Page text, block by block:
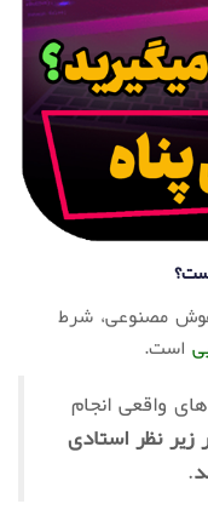
هوش مصنوعی، شرط
است.
واقعی انجام
زیر نظر استادی
.